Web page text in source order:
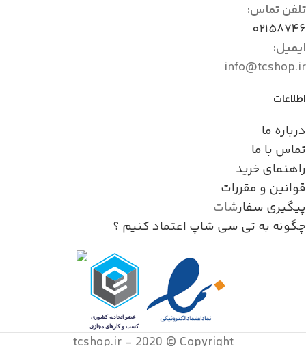
تلفن تماس:
۰۲۱۵۸۷۴۶
ایمیل:
info@tcshop.ir
اطلاعات
درباره ما
تماس با ما
راهنمای خرید
قوانین و مقررات
پیگیری سفارشات
چگونه به تی سی شاپ اعتماد کنیم ؟